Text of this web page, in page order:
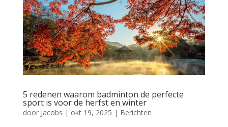
5 redenen waarom badminton de perfecte
sport is voor de herfst en winter
door Jacobs | okt 19, 2025 | Berichten